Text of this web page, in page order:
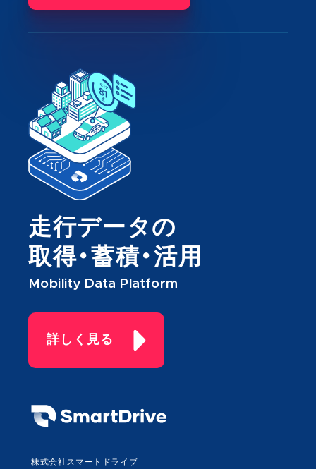
走行データの
取得・蓄積・活用
Mobility Data Platform
詳しく見る
株式会社スマートドライブ